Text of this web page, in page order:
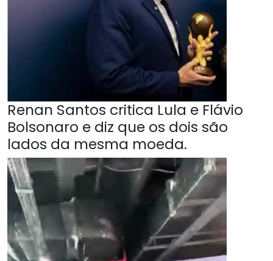
Renan Santos critica Lula e Flávio
Bolsonaro e diz que os dois são
lados da mesma moeda.